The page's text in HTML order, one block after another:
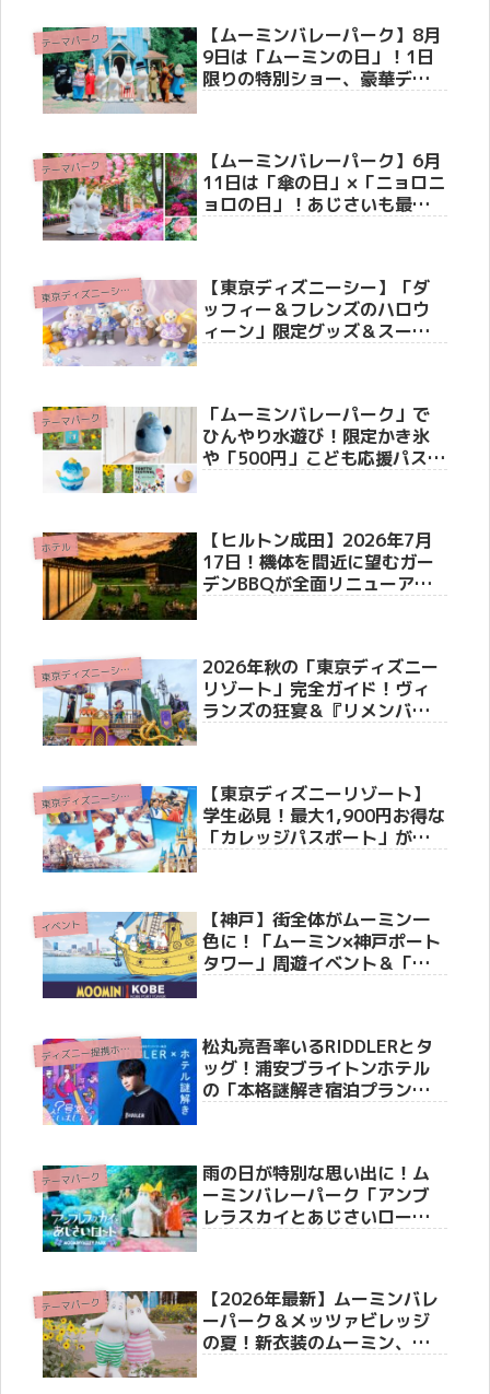
テーマパーク
【ムーミンバレーパーク】8月
9日は「ムーミンの日」！1日
限りの特別ショー、豪華ディ
テーマパーク
【ムーミンバレーパーク】6月
11日は「傘の日」×「ニョロニ
ョロの日」！あじさいも最盛
東
京ディズニーシー(R)
【東京ディズニーシー】「ダ
ッフィー＆フレンズのハロウ
ィーン」限定グッズ＆スーベ
徹底紹介
テーマパーク
「ムーミンバレーパーク」で
ひんやり水遊び！限定かき氷
や「500円」こども応援パスな
ホテル
【ヒルトン成田】2026年7月
17日！機体を間近に望むガー
デンBBQが全面リニューア
東
京ディズニーシー(R)
2026年秋の「東京ディズニー
リゾート」完全ガイド！ヴィ
ランズの狂宴＆『リメンバ
東
京ディズニーシー(R)
【東京ディズニーリゾート】
学生必見！最大1,900円お得な
「カレッジパスポート」がこ
イベント
【神戸】街全体がムーミン一
色に！「ムーミン×神戸ポート
タワー」周遊イベント＆「ト
デ
ィズニー提携ホテル
松丸亮吾率いるRIDDLERとタ
ッグ！浦安ブライトンホテル
の「本格謎解き宿泊プラン」
テーマパーク
雨の日が特別な思い出に！ム
ーミンバレーパーク「アンブ
レラスカイとあじさいロー
テーマパーク
【2026年最新】ムーミンバレ
ーパーク＆メッツァビレッジ
の夏！新衣装のムーミン、湖